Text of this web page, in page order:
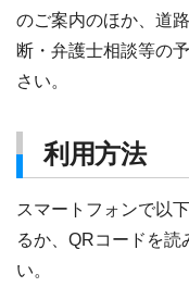
のご案内のほか、道
断・弁護士相談等の
さい。
利用方法
スマートフォンで以
るか、QRコードを読
い。